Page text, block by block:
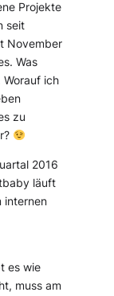
Projekte
seit
November
Was
Worauf ich
zu
2016
läuft
internen
es wie
muss am